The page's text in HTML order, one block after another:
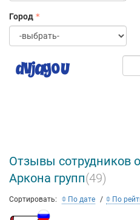
Город
Отзывы сотрудников
Аркона групп(49)
Сортировать: По дате По